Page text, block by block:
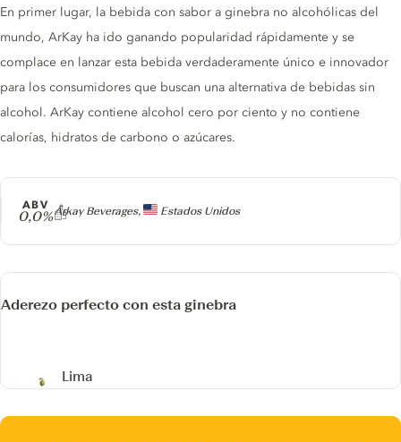
Producer
Arkay Beverages, Estados Unidos
ABV
0,0%
Gin description
En primer lugar, la bebida con sabor a ginebra no alcohólicas del
mundo, ArKay ha ido ganando popularidad rápidamente y se
complace en lanzar esta bebida verdaderamente único e innovador
para los consumidores que buscan una alternativa de bebidas sin
alcohol. ArKay contiene alcohol cero por ciento y no contiene
calorías, hidratos de carbono o azúcares.
Aderezo perfecto con esta ginebra
Lima